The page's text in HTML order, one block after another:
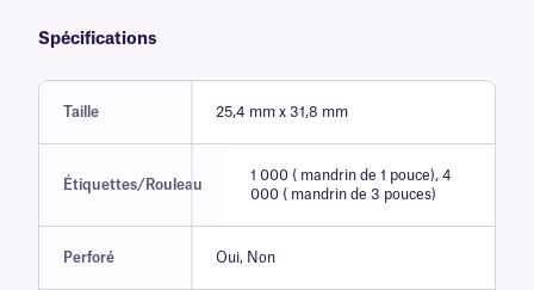
Spécifications
Taille 25,4 mm x 31,8 mm
Étiquettes/Rouleau
1 000 ( mandrin de 1 pouce), 4
000 ( mandrin de 3 pouces)
Perforé Oui, Non